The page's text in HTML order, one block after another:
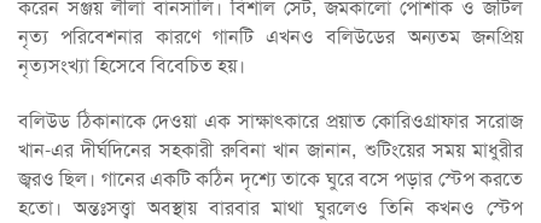
করেন সঞ্জয় লীলা বানসালি। বিশাল সেট, জমকালো পোশাক ও জটিল
নৃত্য পরিবেশনার কারণে গানটি এখনও বলিউডের অন্যতম জনপ্রিয়
নৃত্যসংখ্যা হিসেবে বিবেচিত হয়।
বলিউড ঠিকানাকে দেওয়া এক সাক্ষাৎকারে প্রয়াত কোরিওগ্রাফার সরোজ
খান-এর দীর্ঘদিনের সহকারী রুবিনা খান জানান, শুটিংয়ের সময় মাধুরীর
জ্বরও ছিল। গানের একটি কঠিন দৃশ্যে তাকে ঘুরে বসে পড়ার স্টেপ করতে
হতো। অন্তঃসত্ত্বা অবস্থায় বারবার মাথা ঘুরলেও তিনি কখনও স্টেপ